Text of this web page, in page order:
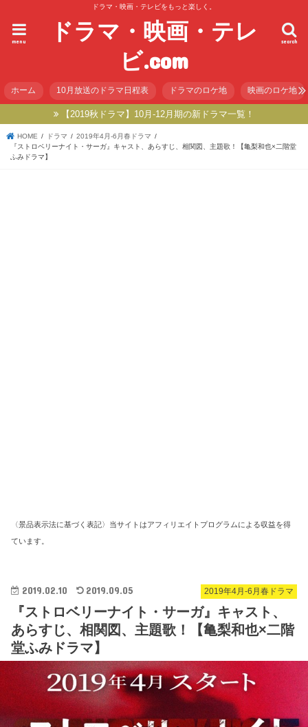
ドラマ・映画・テレビをもっと楽しく。
ドラマ・映画・テレ
ビ.com
search
menu
ホーム 10月放送のドラマ日程表 ドラマのロケ地 映画のロケ地
【2019秋ドラマ】10月-12月期の新ドラマ一覧！
HOME ドラマ
2019年4月-6月春ドラマ
『ストロベリーナイト・サーガ』キャスト、あらすじ、相関図、主題歌！【亀梨和也×二階堂
ふみドラマ】
〈景品表示法に基づく表記〉当サイトはアフィリエイトプログラムによる収益を得
ています。
2019年4月-6月春ドラマ
2019.02.10 2019.09.05
『ストロベリーナイト・サーガ』キャスト、
あらすじ、相関図、主題歌！【亀梨和也×二階
堂ふみドラマ】